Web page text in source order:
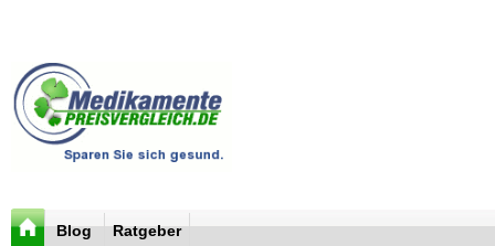
Blog Ratgeber